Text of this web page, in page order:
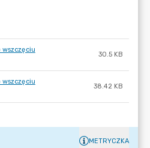
30.5 KB
38.42 KB
METRYCZKA